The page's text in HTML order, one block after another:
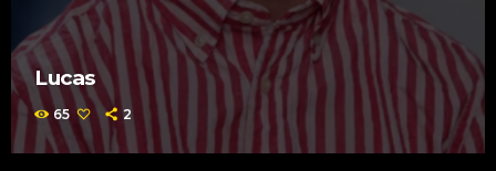
Lucas
65 2